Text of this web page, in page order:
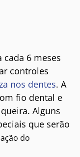
cada 6 meses
controles
nos dentes. A
fio dental e
Alguns
que serão
do